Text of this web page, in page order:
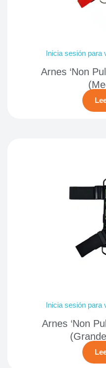
Inicia sesión
Arnes ‘Non
Inicia sesión
Arnes ‘Non